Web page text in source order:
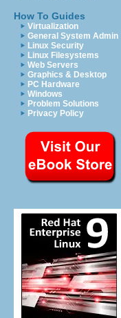
How To Guides
Virtualization
General System Admin
Linux Security
Linux Filesystems
Web Servers
Graphics & Desktop
PC Hardware
Windows
Problem Solutions
Privacy Policy